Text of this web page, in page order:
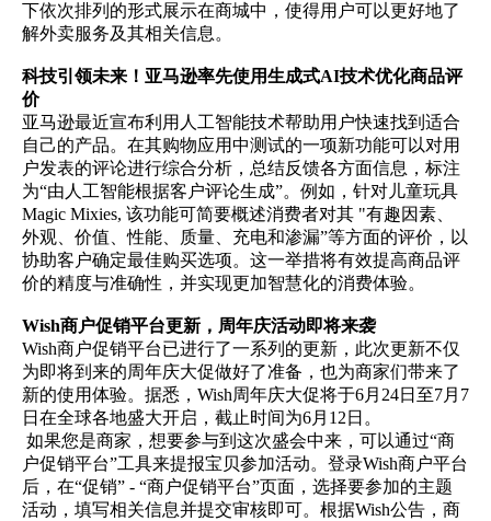
登录 免费使用
下依次排列的形式展示在商城中，使得用户可以更好地了
解外卖服务及其相关信息。
科技引领未来！亚马逊率先使用生成式AI技术优化商品评
价
亚马逊最近宣布利用人工智能技术帮助用户快速找到适合
自己的产品。在其购物应用中测试的一项新功能可以对用
户发表的评论进行综合分析，总结反馈各方面信息，标注
为“由人工智能根据客户评论生成”。例如，针对儿童玩具
Magic Mixies, 该功能可简要概述消费者对其 "有趣因素、
外观、价值、性能、质量、充电和渗漏”等方面的评价，以
协助客户确定最佳购买选项。这一举措将有效提高商品评
价的精度与准确性，并实现更加智慧化的消费体验。
Wish商户促销平台更新，周年庆活动即将来袭
Wish商户促销平台已进行了一系列的更新，此次更新不仅
为即将到来的周年庆大促做好了准备，也为商家们带来了
新的使用体验。据悉， Wish周年庆大促将于6月 24日至7月 7
日在全球各地盛大开启，截止时间为6月 12 日。
如果您是商家，想要参与到这次盛会中来，可以通过“商
户促销平台”工具来提报宝贝参加活动。登录Wish商户平台
后，在“促销” - “商户促销平台”页面，选择要参加的主题
活动，填写相关信息并提交审核即可。根据Wish公告，商